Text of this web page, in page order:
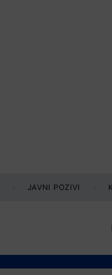
JAVNI POZIVI